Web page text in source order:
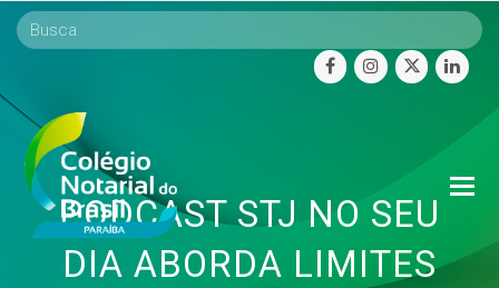
facebookinstagram
twitter
PODCAST STJ NO SEU
DIA ABORDA LIMITES